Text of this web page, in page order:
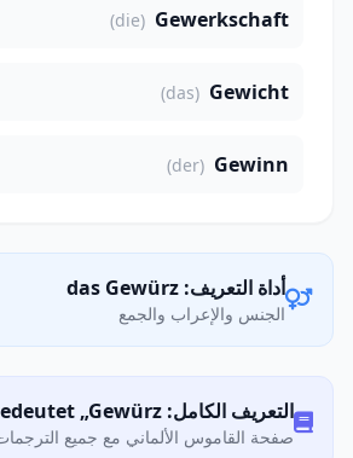
Gewerkschaft
(die)
Gewicht
(das)
Gewinn
(der)
أداة التعريف: das Gewürz
الجنس والإعراب والجمع
التعريف الكامل: Was bedeutet „Gewürz"?
صفحة القاموس الألماني مع جميع